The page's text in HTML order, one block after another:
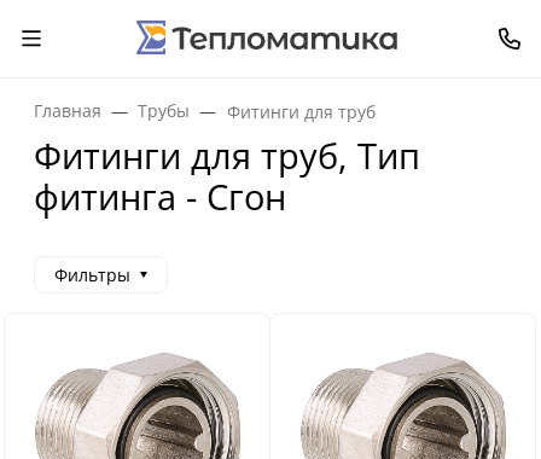
Главная Трубы Фитинги для труб
Фитинги для труб, Тип
фитинга - Сгон
Фильтры